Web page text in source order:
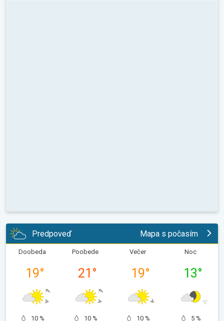
Predpoveď Mapa s počasím
Doobeda
19°
10 %
Poobede
21 °
10 %
Večer
19°
10 %
Noc
13°
5 %